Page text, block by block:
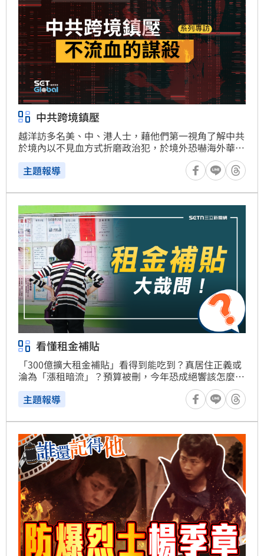
中共跨境鎮壓
越洋訪多名美、中、港人士，藉他們第一視角了解中共
於境內以不見血方式折磨政治犯，於境外恐嚇海外華
人。
主題報導
看懂租金補貼
「300億擴大租金補貼」看得到能吃到？真居住正義或
淪為「漲租暗流」？預算被刪，今年恐成絕響該怎麼
辦？
主題報導